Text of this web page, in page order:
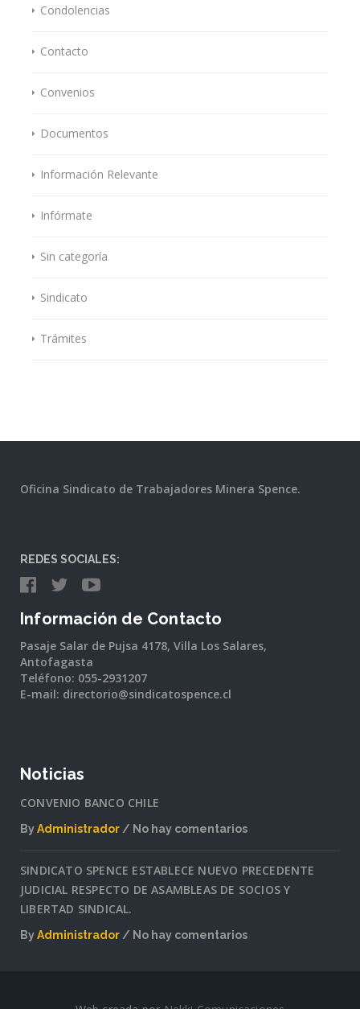
Condolencias
Contacto
Convenios
Documentos
Información Relevante
Infórmate
Sin categoría
Sindicato
Trámites
Oficina Sindicato de Trabajadores Minera Spence.
REDES SOCIALES:
Información de Contacto
Pasaje Salar de Pujsa 4178, Villa Los Salares,
Antofagasta
Teléfono: 055-2931207
E-mail: directorio@sindicatospence.cl
Noticias
CONVENIO BANCO CHILE
ByAdministrador
No hay comentarios
BANCO
CHILE
SINDICATO SPENCE ESTABLECE NUEVO PRECEDENTE
JUDICIAL RESPECTO DE ASAMBLEAS DE SOCIOS Y
LIBERTAD SINDICAL.
ByAdministrador
No hay comentarios